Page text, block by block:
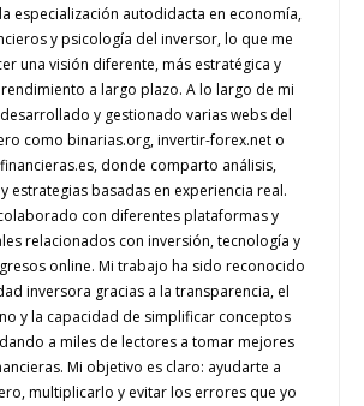
especialización autodidacta en economía,
y psicología del inversor, lo que me
una visión diferente, más estratégica y
a largo plazo. A lo largo de mi
y gestionado varias webs del
como binarias.org, invertir-forex.net o
donde comparto análisis,
estrategias basadas en experiencia real.
con diferentes plataformas y
relacionados con inversión, tecnología y
online. Mi trabajo ha sido reconocido
inversora gracias a la transparencia, el
y la capacidad de simplificar conceptos
a miles de lectores a tomar mejores
Mi objetivo es claro: ayudarte a
multiplicarlo y evitar los errores que yo